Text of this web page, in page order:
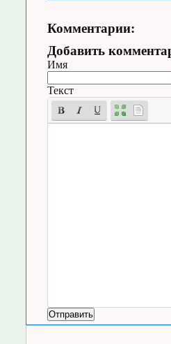
Комментарии:
Добавить
Имя
Текст